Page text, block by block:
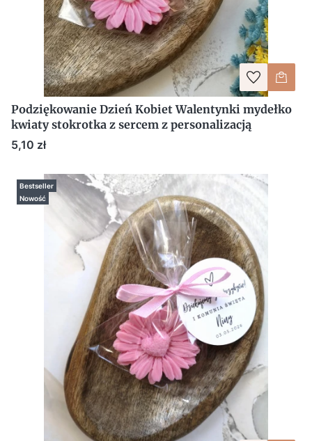
Podziękowanie Dzień Kobiet Walentynki mydełko
kwiaty stokrotka z sercem z personalizacją
Cena
5,10 zł
Bestseller
Nowość